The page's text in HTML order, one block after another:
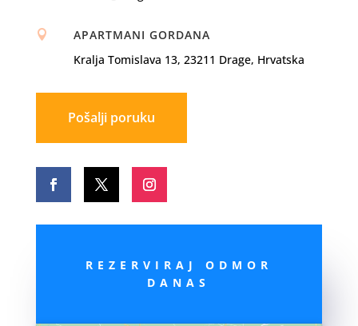

APARTMANI GORDANA
Kralja Tomislava 13, 23211 Drage, Hrvatska
Pošalji poruku
REZERVIRAJ ODMOR
DANAS